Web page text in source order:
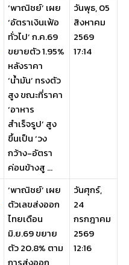
‘พาณิชย์’ เผย
‘อัตราเงินเฟ้อ
ทั่วไป’ ก.ค.69
ขยายตัว 1.95%
หลังราคา
‘น้ำมัน’ ทรงตัว
สูง ขณะที่ราคา
‘อาหาร
สำเร็จรูป’ สูง
ขึ้นเป็น ‘วง
กว้าง-อัตรา
ค่อนข้างสู ...
วันพุธ, 05
สิงหาคม
2569
17:14
‘พาณิชย์’ เผย
ตัวเลขส่งออก
ไทยเดือน
มิ.ย.69 ขยาย
ตัว 20.8% ตาม
วันศุกร์,
24
กรกฎาคม
2569
12:16